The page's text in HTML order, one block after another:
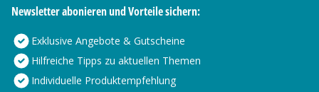
Newsletter abonieren und Vorteile sichern:
Exklusive Angebote & Gutscheine
Hilfreiche Tipps zu aktuellen Themen
Individuelle Produktempfehlung